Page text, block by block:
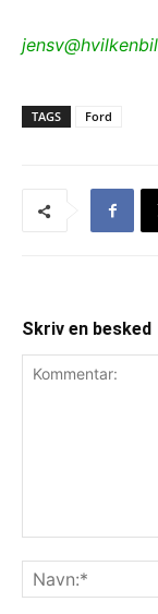
TAGS Ford
Skriv en besked